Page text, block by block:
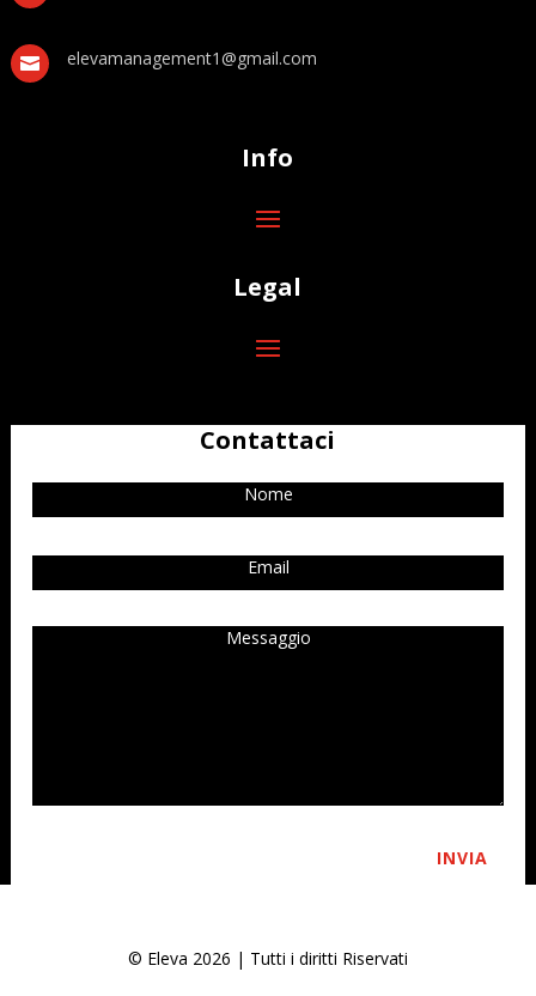
 elevamanagement1@gmail.com
Info
Legal
Contattaci
INVIA
© Eleva 2026 | Tutti i diritti Riservati